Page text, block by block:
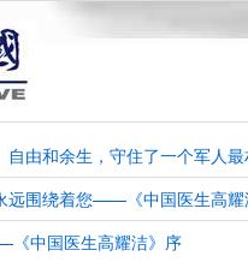
自由和余生，守住了一个军人
远围绕着您——《中国医生高耀
中国医生高耀洁》序